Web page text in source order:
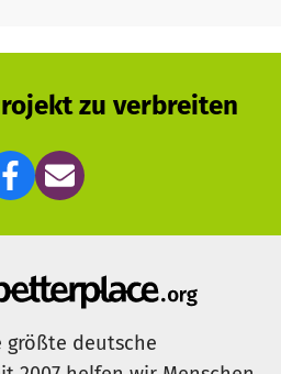
nach ihrem Auszug begleiten wir
sie als „externe“ Kinder mit.
Möglichkeit, die Schule bis
unterstützen wir sie bei
einem Studium. Denn unser
sind wir auf Spenden und
Für die Betreuung eines
Schule und Unterbringung
zu verbreiten
deutsche